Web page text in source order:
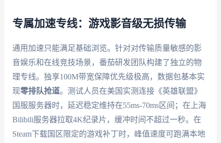
专属加速专线：游戏影音级无损传输
通用加速只能满足基础浏览。针对对传输质量敏感的影
音娱乐和在线竞技场景，番茄研发团队构建了独立的物
理专线。独享100M带宽保障优先级极高，数据包基本实
现零排队抢道。测试人员在美国实测连接《英雄联盟》
国服服务器时，延迟稳定维持在55ms-70ms区间；在上海
Bilibili服务器拉取4K纪录片，缓冲时间不超过一秒。在
Steam下载国区限定的游戏补丁时，峰值速度可跑满本地